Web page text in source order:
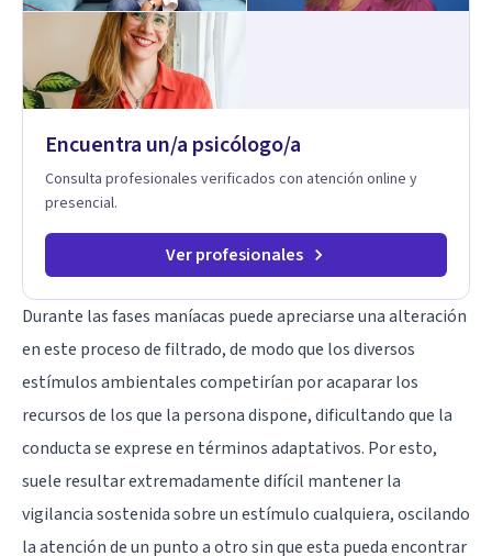
Encuentra un/a psicólogo/a
Consulta profesionales verificados con atención online y
presencial.
Ver profesionales
Durante las fases maníacas puede apreciarse una alteración
en este proceso de filtrado, de modo que los diversos
estímulos ambientales competirían por acaparar los
recursos de los que la persona dispone, dificultando que la
conducta se exprese en términos adaptativos. Por esto,
suele resultar extremadamente difícil mantener la
vigilancia sostenida sobre un estímulo cualquiera, oscilando
la atención de un punto a otro sin que esta pueda encontrar